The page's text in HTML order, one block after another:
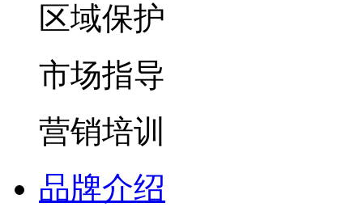
区域保护
市场指导
营销培训
品牌介绍